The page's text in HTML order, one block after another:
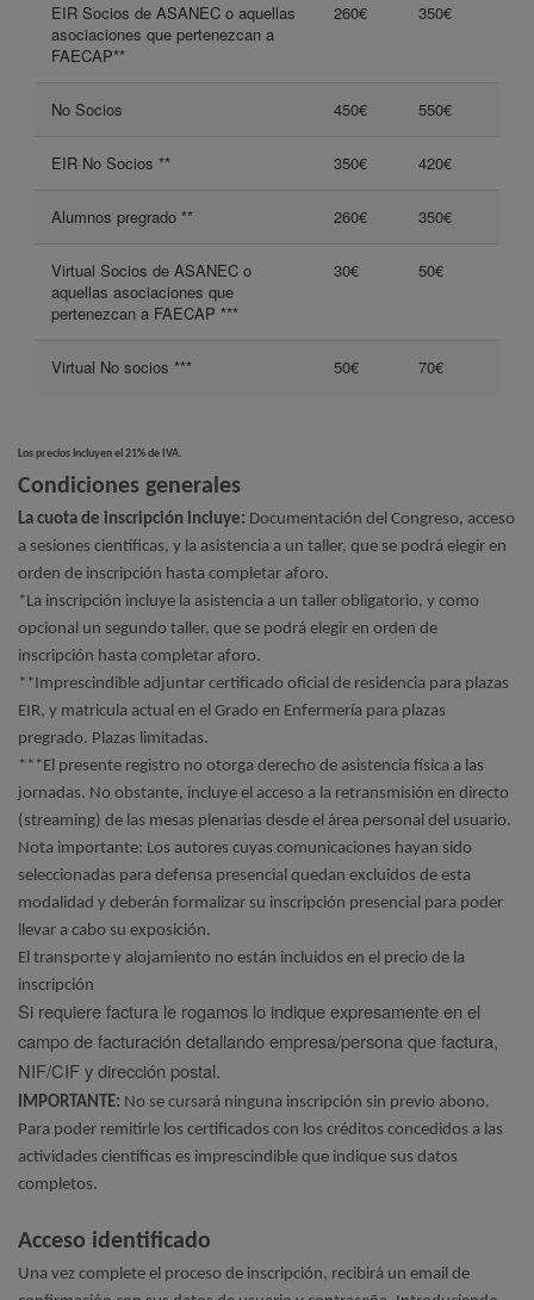
EIR Socios de ASANEC o aquellas
asociaciones que pertenezcan a
FAECAP**
260€ 350€
No Socios 450€ 550€
EIR No Socios ** 350€ 420€
Alumnos pregrado ** 260€ 350€
Virtual Socios de ASANEC o
aquellas asociaciones que
pertenezcan a FAECAP ***
30€ 50€
Virtual No socios *** 50€ 70€
Los precios incluyen el 21% de IVA.
Condiciones generales
La cuota de inscripción incluye: Documentación del Congreso, acceso
a sesiones científicas, y la asistencia a un taller, que se podrá elegir en
orden de inscripción hasta completar aforo.
*La inscripción incluye la asistencia a un taller obligatorio, y como
opcional un segundo taller, que se podrá elegir en orden de
inscripción hasta completar aforo.
**Imprescindible adjuntar certificado oficial de residencia para plazas
EIR, y matricula actual en el Grado en Enfermería para plazas
pregrado. Plazas limitadas.
***El presente registro no otorga derecho de asistencia física a las
jornadas. No obstante, incluye el acceso a la retransmisión en directo
(streaming) de las mesas plenarias desde el área personal del usuario.
Nota importante: Los autores cuyas comunicaciones hayan sido
seleccionadas para defensa presencial quedan excluidos de esta
modalidad y deberán formalizar su inscripción presencial para poder
llevar a cabo su exposición.
El transporte y alojamiento no están incluidos en el precio de la
inscripción
Si requiere factura le rogamos lo indique expresamente en el
campo de facturación detallando empresa/persona que factura,
NIF/CIF y dirección postal.
IMPORTANTE: No se cursará ninguna inscripción sin previo abono.
Para poder remitirle los certificados con los créditos concedidos a las
actividades científicas es imprescindible que indique sus datos
completos.
Acceso identificado
Una vez complete el proceso de inscripción, recibirá un email de